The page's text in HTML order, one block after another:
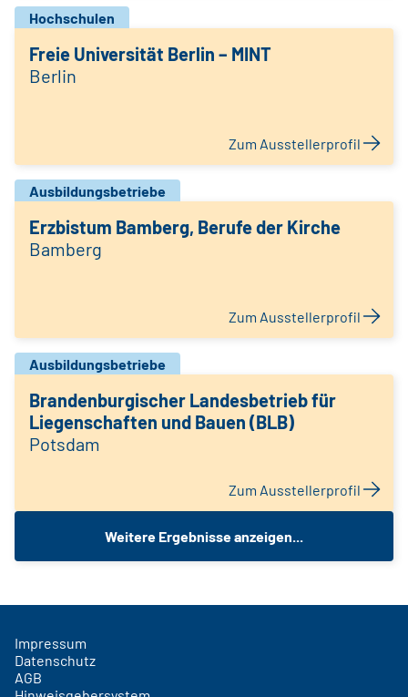
Hochschulen
Freie Universität Berlin – MINT
Berlin
Zum Ausstellerprofil
Ausbildungsbetriebe
Erzbistum Bamberg, Berufe der Kirche
Bamberg
Zum Ausstellerprofil
Ausbildungsbetriebe
Brandenburgischer Landesbetrieb für
Liegenschaften und Bauen (BLB)
Potsdam
Zum Ausstellerprofil
Weitere Ergebnisse anzeigen...
Impressum
Datenschutz
AGB